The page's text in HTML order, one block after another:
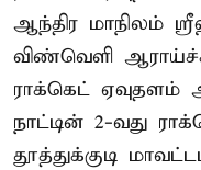
ஆந்திர மாநிலம்
விண்வெளி
ராக்கெட் ஏவுதளம்
நாட்டின் 2-வது
தூத்துக்குடி